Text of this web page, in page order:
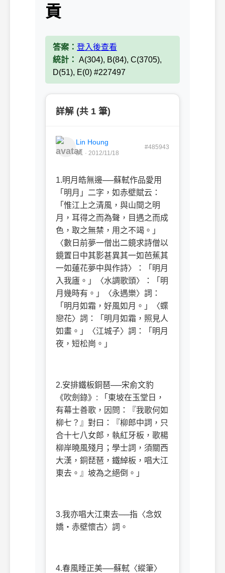
貢
答案： 登入後查看
統計： A(304), B(84), C(3705),
D(51), E(0) #227497
詳解 (共 1 筆)
Lin Houng
B1 · 2012/11/18
#485943
1.明月皓無邊──蘇軾作品愛用
「明月」二字，如赤壁賦云：
「惟江上之清風，與山間之明
月，耳得之而為聲，目遇之而成
色，取之無禁，用之不竭。」
〈數日前夢一僧出二鏡求詩僧以
鏡置日中其影甚異其一如芭蕉其
一如蓮花夢中與作詩〉：「明月
入我廬。」〈水調歌頭〉：「明
月幾時有。」〈永遇樂〉詞：
「明月如霜，好風如月。」〈蝶
戀花〉詞：「明月如霜，照見人
如畫。」〈江城子〉詞：「明月
夜，短松崗。」
2.安排鐵板銅琶──宋俞文豹
《吹劍錄》 :
「東坡在玉堂日，
有幕士善歌，因問：『我歌何如
柳七？』對曰：『柳郎中詞，只
合十七八女郎，執紅牙板，歌楊
柳岸曉風殘月；學士詞，須關西
大漢，銅琵琶，鐵綽板，唱大江
東去。』坡為之絕倒。」
3.我亦唱大江東去──指〈念奴
嬌‧赤壁懷古〉詞。
4.春風睡正美──蘇軾〈縱筆〉